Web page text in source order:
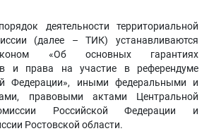
деятельности территориальной
(далее – ТИК) устанавливаются
«Об основных гарантиях
и права на участие в референдуме
Федерации», иными федеральными и
правовыми актами Центральной
Российской Федерации и
Ростовской области.